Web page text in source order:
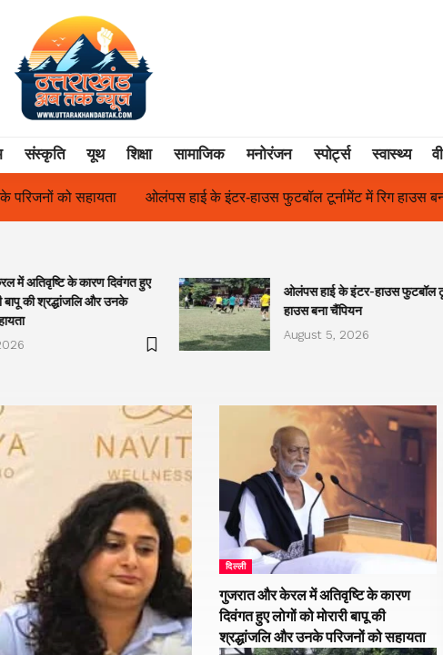
संस्कृति यूथ शिक्षा सामाजिक मनोरंजन स्पोर्ट्स स्वास्थ्य
हाउस फुटबॉल टूर्नामेंट में रिग हाउस बना चैंपियन तुलाज़ ने रचा इतिहास,
में अतिवृष्टि के कारण दिवंगत हुए
बापू की श्रद्धांजलि और उनके
ओलंपस हाई के इंटर-हाउस फुटबॉल
हाउस बना चैंपियन
August 5, 2026
दिल्ली
गुजरात और केरल में अतिवृष्टि के कारण
दिवंगत हुए लोगों को मोरारी बापू की
श्रद्धांजलि और उनके परिजनों को सहायता